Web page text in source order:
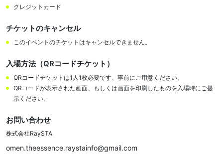
クレジットカード
チケットのキャンセル
このイベントのチケットはキャンセルできません。
入場方法（QRコードチケット）
QRコードチケットは1人1枚必要です、事前にご用意ください。
QRコードが表示された画面、もしくは画面を印刷したものを入場時にご提
示ください。
お問い合わせ
株式会社RaySTA
omen.theessence.raystainfo@gmail.com